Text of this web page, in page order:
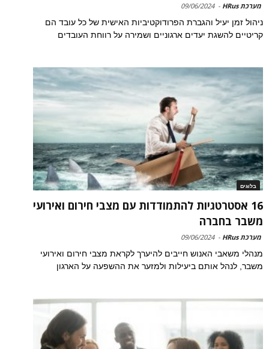
מערכת HRus -
09/06/2024
ניהול זמן יעיל והגברת הפרודוקטיביות האישית של כל עובד הם
קריטיים להשגת יעדים ארגוניים ושמירה על רווחת העובדים
בלוגים
16 אסטרטגיות להתמודדות עם מצבי חירום ואירועי
משבר בחברה
מערכת HRus -
09/06/2024
מנהלי משאבי האנוש חייבים להיערך לקראת מצבי חירום ואירועי
משבר, לנהל אותם ביעילות ולמזער את ההשפעה על הארגון